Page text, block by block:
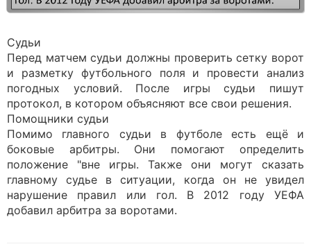
Судьи
Перед матчем судьи должны проверить сетку ворот
и разметку футбольного поля и провести анализ
погодных условий. После игры судьи пишут
протокол, в котором объясняют все свои решения.
Помощники судьи
Помимо главного судьи в футболе есть ещё и
боковые арбитры. Они помогают определить
положение "вне игры. Также они могут сказать
главному судье в ситуации, когда он не увидел
нарушение правил или гол. В 2012 году УЕФА
добавил арбитра за воротами.